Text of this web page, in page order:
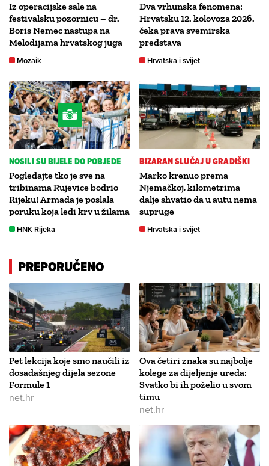
Iz operacijske sale na
festivalsku pozornicu – dr.
Boris Nemec nastupa na
Melodijama hrvatskog juga
Mozaik
Dva vrhunska fenomena:
Hrvatsku 12. kolovoza 2026.
čeka prava svemirska
predstava
Hrvatska i svijet
NOSILI SU BIJELE DO POBJEDE
Pogledajte tko je sve na
tribinama Rujevice bodrio
Rijeku! Armada je poslala
poruku koja ledi krv u žilama
HNK Rijeka
BIZARAN SLUČAJ U GRADIŠKI
Marko krenuo prema
Njemačkoj, kilometrima
dalje shvatio da u autu nema
supruge
Hrvatska i svijet
PREPORUČENO
Pet lekcija koje smo naučili iz
dosadašnjeg dijela sezone
Formule 1
net.hr
Ova četiri znaka su najbolje
kolege za dijeljenje ureda:
Svatko bi ih poželio u svom
timu
net.hr